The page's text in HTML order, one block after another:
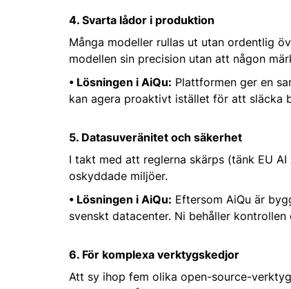
4. Svarta lådor i produktion
Många modeller rullas ut utan ordentlig
modellen sin precision utan att någon
• Lösningen i AiQu: Plattformen ger en
kan agera proaktivt istället för att släcka
5. Datasuveränitet och säkerhet
I takt med att reglerna skärps (tänk EU
oskyddade miljöer.
• Lösningen i AiQu: Eftersom AiQu är
svenskt datacenter. Ni behåller
6. För komplexa verktygskedjor
Att sy ihop fem olika open-source-